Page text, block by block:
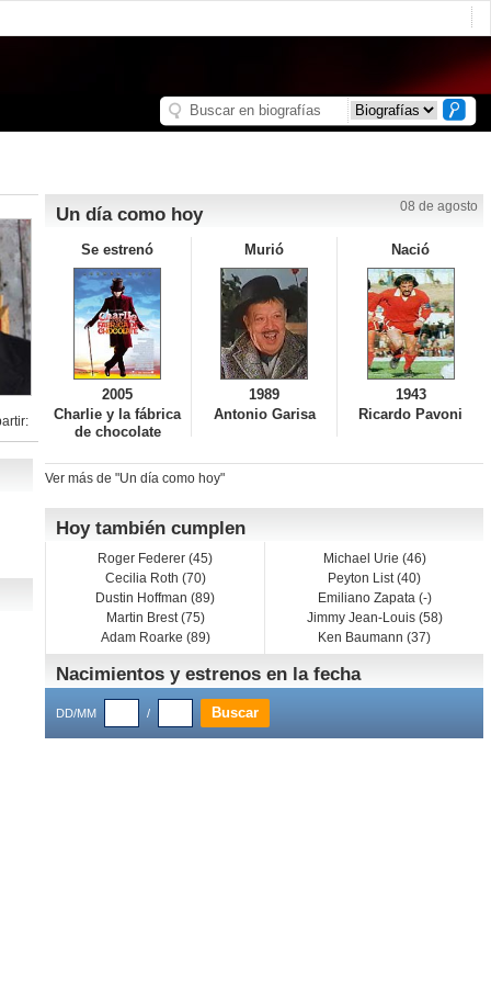
Un día como hoy 08 de agosto
Se estrenó
2005
Charlie y la fábrica
de chocolate
Murió
1989
Antonio Garisa
Nació
1943
Ricardo Pavoni
Ver más de "Un día como hoy"
Hoy también cumplen
Roger Federer (45)
Cecilia Roth (70)
Dustin Hoffman (89)
Martin Brest (75)
Adam Roarke (89)
Michael Urie (46)
Peyton List (40)
Emiliano Zapata (-)
Jimmy Jean-Louis (58)
Ken Baumann (37)
Nacimientos y estrenos en la fecha
DD/MM /